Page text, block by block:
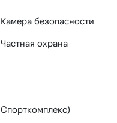
Камера безопасности
Частная охрана
Спорткомплекс)